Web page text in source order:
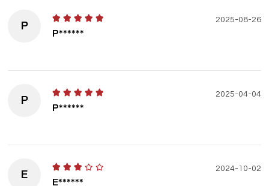
P
P******
2025-08-26
P
P******
2025-04-04
E
E******
2024-10-02